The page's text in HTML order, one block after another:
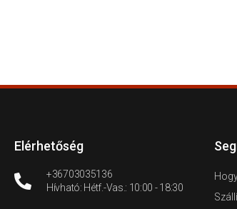
Elérhetőség
+36703035136
Hívható: Hétf.-Vas.: 10:00 - 18:30